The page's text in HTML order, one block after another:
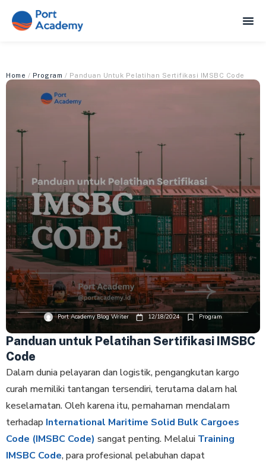
Home / Program / Panduan Untuk Pelatihan Sertifikasi IMSBC Code
Port Academy Blog Writer 12/18/2024 Program
Panduan untuk Pelatihan Sertifikasi IMSBC
Code
Dalam dunia pelayaran dan logistik, pengangkutan kargo
curah memiliki tantangan tersendiri, terutama dalam hal
keselamatan. Oleh karena itu, pemahaman mendalam
terhadap International Maritime Solid Bulk Cargoes
Code (IMSBC Code) sangat penting. Melalui Training
IMSBC Code, para profesional pelabuhan dapat